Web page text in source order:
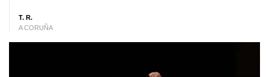
T. R.
A CORUÑA